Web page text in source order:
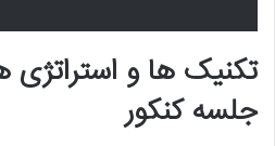
تکنیک ها و
جلسه کنکور